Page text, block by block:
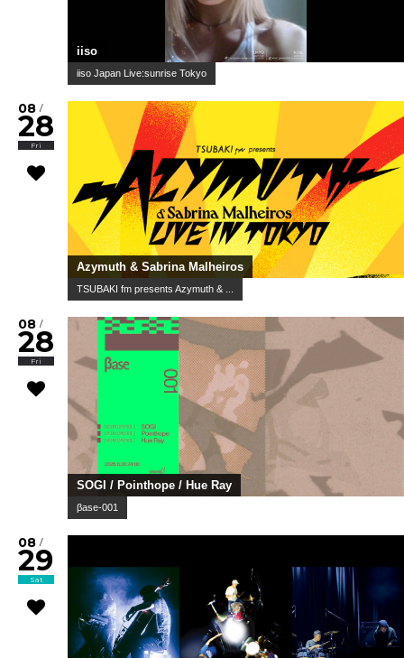
iiso
iiso Japan Live:sunrise Tokyo
08 /
28
Fri
Azymuth & Sabrina Malheiros
TSUBAKI fm presents Azymuth & ...
08 /
28
Fri
SOGI / Pointhope / Hue Ray
βase-001
08 /
29
Sat